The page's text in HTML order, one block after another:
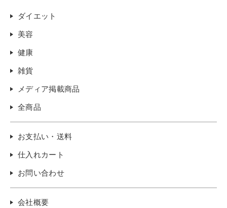
ダイエット
美容
健康
雑貨
メディア掲載商品
全商品
お支払い・送料
仕入れカート
お問い合わせ
会社概要